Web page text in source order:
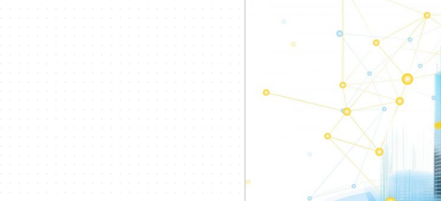
Land-Side-Systemen zur Gebäudeautomation stellt
hohe Anforderungen an das zentrale Management­
system. SAUTER Vision Center hilft den Betreibern
Verkehrsknotenpunkten, die Verfügbarkeit,
Energieeffizienz und den Komfort von stark
frequentierten Umgebungen sicherzustellen.